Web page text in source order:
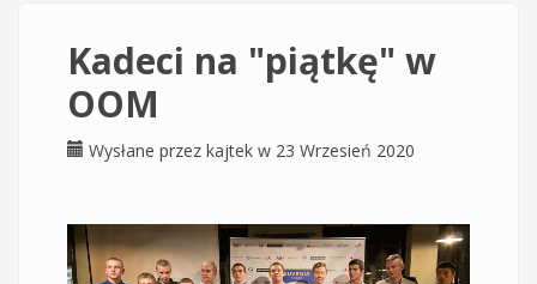
Kadeci na "piątkę" w
OOM
Wysłane przez kajtek w 23 Wrzesień 2020